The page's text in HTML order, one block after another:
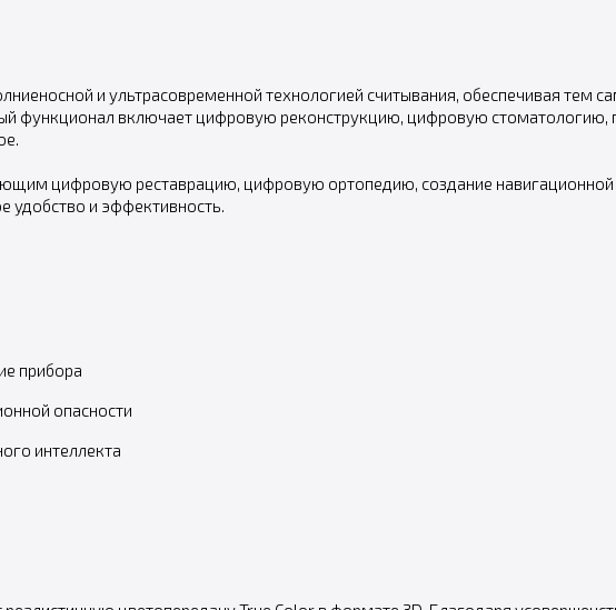
и ультрасовременной технологией считывания, обеспечивая
функционал включает цифровую реконструкцию, цифровую стоматологию,
цифровую реставрацию, цифровую ортопедию, создание
удобство и эффективность.
прибора
опасности
интеллекта